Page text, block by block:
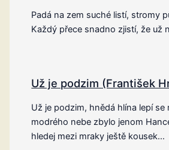
Padá na zem suché listí, stromy
Každý přece snadno zjistí, že už
Už je podzim (František
Už je podzim, hnědá hlína lepí se
modrého nebe zbylo jenom
hledej mezi mraky ještě kousek…